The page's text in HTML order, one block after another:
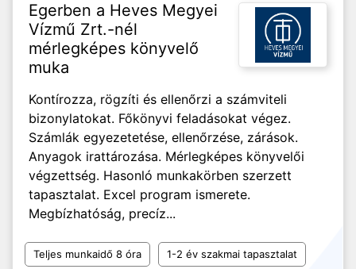
Egerben a Heves Megyei
Vízmű Zrt.-nél
mérlegképes könyvelő
muka
Kontírozza, rögzíti és ellenőrzi a számviteli
bizonylatokat. Főkönyvi feladásokat végez.
Számlák egyezetetése, ellenőrzése, zárások.
Anyagok irattározása. Mérlegképes könyvelői
végzettség. Hasonló munkakörben szerzett
tapasztalat. Excel program ismerete.
Megbízhatóság, precíz...
Teljes munkaidő 8 óra 1-2 év szakmai tapasztalat